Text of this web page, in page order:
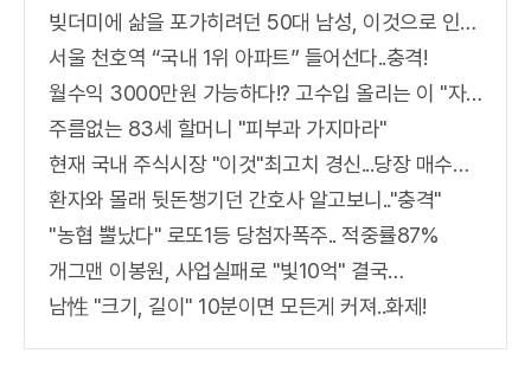
빚더미에 삶을 포가히려던 50대 남성, 이것으로 인생역전
서울 천호역 “국내 1위 아파트” 들어선다..충격!
월수익 3000만원 가능하다!? 고수입 올리는 이 "자격증"에 몰리는 이유 알고보니…
주름없는 83세 할머니 "피부과 가지마라"
현재 국내 주식시장 "이것"최고치 경신...당장 매수해라!!
환자와 몰래 뒷돈챙기던 간호사 알고보니.."충격"
"농협 뿔났다" 로또1등 당첨자폭주.. 적중률87%
개그맨 이봉원, 사업실패로 "빛10억" 결국…
남性 "크기, 길이" 10분이면 모든게 커져..화제!